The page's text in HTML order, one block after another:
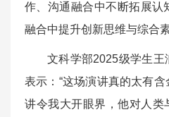
作、沟通融合中不断拓展认
融合中提升创新思维与综合素
文科学部2025级学生
表示：“这场演讲真的太有
讲令我大开眼界，他对人类